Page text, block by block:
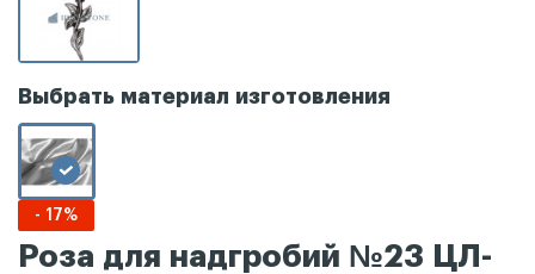
Выбрать материал изготовления
- 17%
Роза для надгробий №23 ЦЛ-